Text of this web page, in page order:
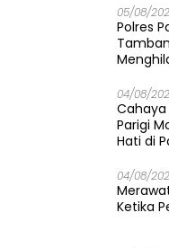
05/08/
Polres
04/08/
Cahaya
Parigi
Hati di
04/08/
Ketika